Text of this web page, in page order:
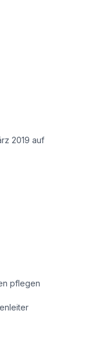
2019 auf
pflegen